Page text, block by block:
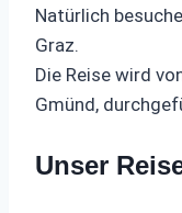
Natürlich
Graz.
Die Reise wird
Gmünd,
Unser